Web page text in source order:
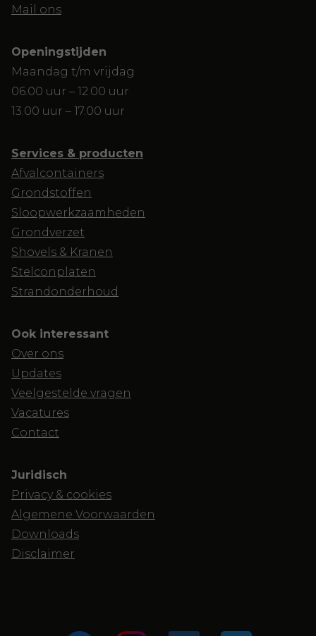
Mail ons
Openingstijden
Maandag t/m vrijdag
06.00 uur – 12.00 uur
13.00 uur – 17.00 uur
Services & producten
Afvalcontainers
Grondstoffen
Sloopwerkzaamheden
Grondverzet
Shovels & Kranen
Stelconplaten
Strandonderhoud
Ook interessant
Over ons
Updates
Veelgestelde vragen
Vacatures
Contact
Juridisch
Privacy & cookies
Algemene Voorwaarden
Downloads
Disclaimer